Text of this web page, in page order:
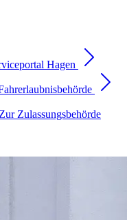
Hagen
Zur Zulassungsbehörde